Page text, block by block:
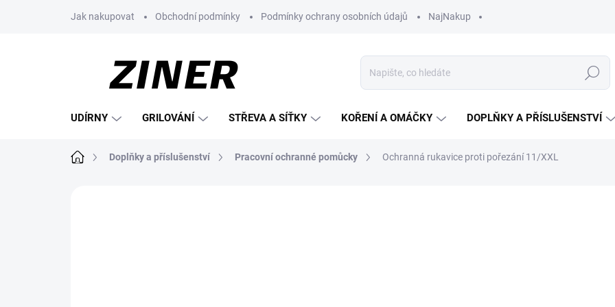
Jak nakupovat Obchodní podmínky Podmínky ochrany osobních údajů NajNakup
Hledat
UDÍRNY GRILOVÁNÍ STŘEVA A SÍŤKY KOŘENÍ A OMÁČKY DOPLŇKY A PŘÍSLUŠENSTVÍ
Domů Doplňky a příslušenství Pracovní ochranné pomůcky Ochranná rukavice proti pořezání 11/XXL